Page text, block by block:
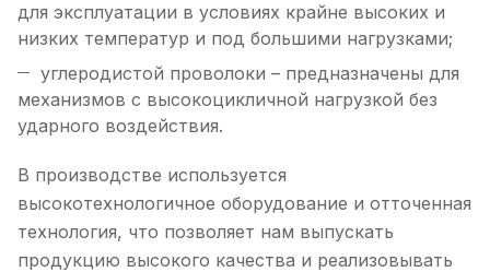
для эксплуатации в условиях крайне высоких и
низких температур и под большими нагрузками;
углеродистой проволоки – предназначены для
механизмов с высокоцикличной нагрузкой без
ударного воздействия.
В производстве используется
высокотехнологичное оборудование и отточенная
технология, что позволяет нам выпускать
продукцию высокого качества и реализовывать